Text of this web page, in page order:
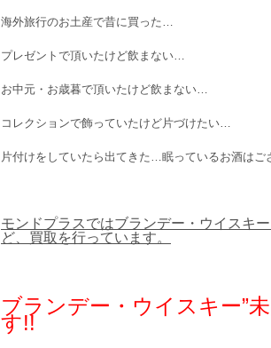
海外旅行のお土産で昔に買った…
プレゼントで頂いたけど飲まない…
お中元・お歳暮で頂いたけど飲まない…
コレクションで飾っていたけど片づけたい…
片付けをしていたら出てきた…眠っているお酒はご
モンドプラスではブランデー・ウイスキ
ど、買取を行っています。
ブランデー・ウイスキー”
す!!